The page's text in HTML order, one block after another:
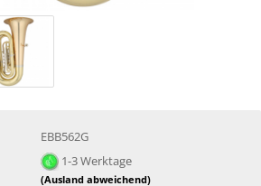
EBB562G
1-3 Werktage
(Ausland abweichend)